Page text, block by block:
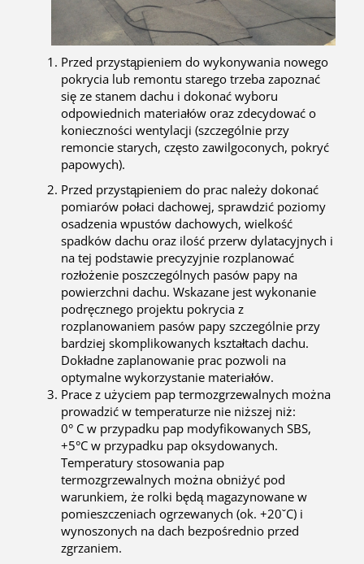
Przed przystąpieniem do wykonywania nowego
pokrycia lub remontu starego trzeba zapoznać
się ze stanem dachu i dokonać wyboru
odpowiednich materiałów oraz zdecydować o
konieczności wentylacji (szczególnie przy
remoncie starych, często zawilgoconych, pokryć
papowych).
Przed przystąpieniem do prac należy dokonać
pomiarów połaci dachowej, sprawdzić poziomy
osadzenia wpustów dachowych, wielkość
spadków dachu oraz ilość przerw dylatacyjnych i
na tej podstawie precyzyjnie rozplanować
rozłożenie poszczególnych pasów papy na
powierzchni dachu. Wskazane jest wykonanie
podręcznego projektu pokrycia z
rozplanowaniem pasów papy szczególnie przy
bardziej skomplikowanych kształtach dachu.
Dokładne zaplanowanie prac pozwoli na
optymalne wykorzystanie materiałów.
Prace z użyciem pap termozgrzewalnych można
prowadzić w temperaturze nie niższej niż:
0° C w przypadku pap modyfikowanych SBS,
+5°C w przypadku pap oksydowanych.
Temperatury stosowania pap
termozgrzewalnych można obniżyć pod
warunkiem, że rolki będą magazynowane w
pomieszczeniach ogrzewanych (ok. +20ˇC) i
wynoszonych na dach bezpośrednio przed
zgrzaniem.